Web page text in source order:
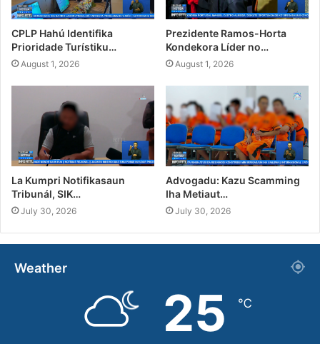
CPLP Hahú Identifika
Prioridade Turístiku…
August 1, 2026
Prezidente Ramos-Horta
Kondekora Líder no…
August 1, 2026
La Kumpri Notifikasaun
Tribunál, SIK…
July 30, 2026
Advogadu: Kazu Scamming
Iha Metiaut…
July 30, 2026
Weather
25 ℃